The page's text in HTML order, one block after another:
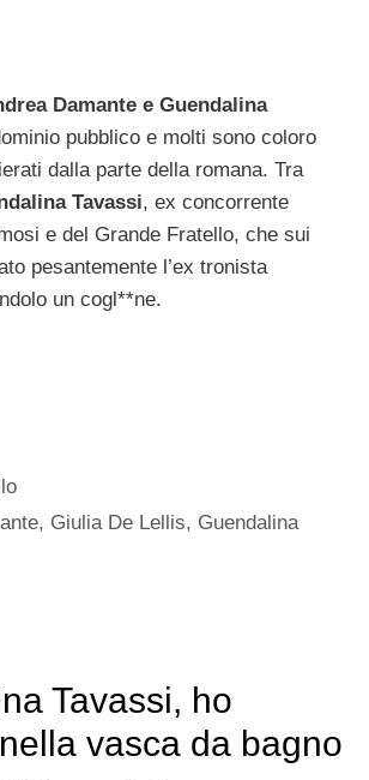
Damante e Guendalina
pubblico e molti sono coloro
dalla parte della romana. Tra
Tavassi, ex concorrente
e del Grande Fratello, che sui
pesantemente l’ex tronista
un cogl**ne.
, Giulia De Lellis, Guendalina
Tavassi, ho
vasca da bagno